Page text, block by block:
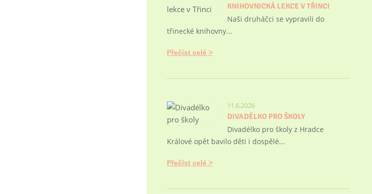
KNIHOVNICKÁ LEKCE V TŘINCI
Naši druháčci se vypravili do
třinecké knihovny...
Přečíst celé
11.6.2026
DIVADÉLKO PRO ŠKOLY
Divadélko pro školy z Hradce
Králové opět bavilo děti i dospělé...
Přečíst celé